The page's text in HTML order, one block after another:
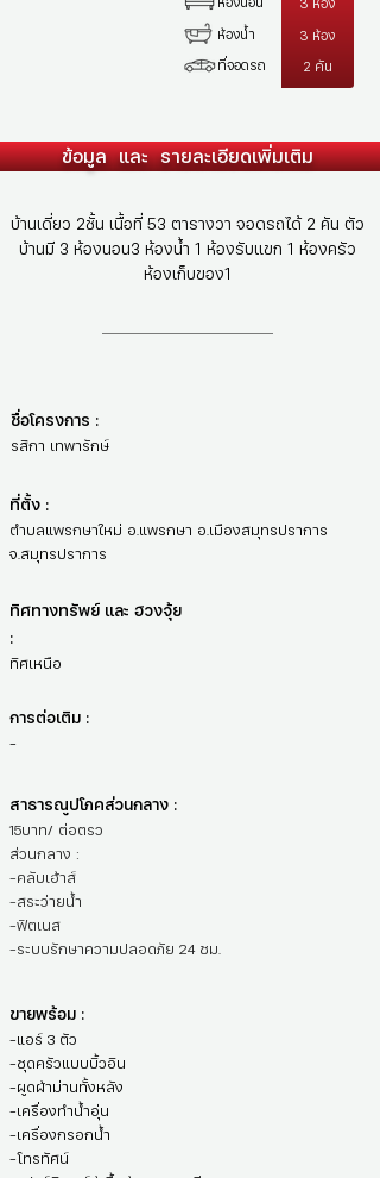
ห้องน้ำ
ที่จอดรถ
3 ห้อง
2 คัน
ข้อมูล และ รายละเอียดเพิ่มเติม
บ้านเดี่ยว 2ชั้น เนื้อที่ 53 ตารางวา จอดรถได้ 2 คัน ตัว
บ้านมี 3 ห้องนอน3 ห้องน้ำ 1 ห้องรับแขก 1 ห้องครัว
ห้องเก็บของ1
ชื่อโครงการ :
รสิกา เทพารักษ์
ที่ตั้ง :
ตำบลแพรกษาใหม่ อ.แพรกษา อ.เมืองสมุทรปราการ
จ.สมุทรปราการ
ทิศทางทรัพย์ และ ฮวงจุ้ย
:
ทิศเหนือ
การต่อเติม :
-
สาธารณูปโภคส่วนกลาง :
15บาท/ ต่อตรว
ส่วนกลาง :
-คลับเฮ้าส์
-สระว่ายน้ำ
-ฟิตเนส
-ระบบรักษาความปลอดภัย 24 ชม.
ขายพร้อม :
-แอร์ 3 ตัว
-ชุดครัวแบบบิ้วอิน
-ผูดผ้าม่านทั้งหลัง
-เครื่องทำน้ำอุ่น
-เครื่องกรอกน้ำ
-โทรทัศน์